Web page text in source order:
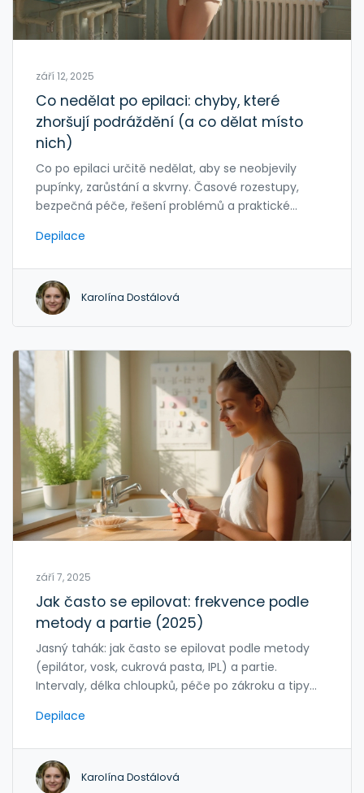
září 12, 2025
Co nedělat po epilaci: chyby, které
zhoršují podráždění (a co dělat místo
nich)
Co po epilaci určitě nedělat, aby se neobjevily
pupínky, zarůstání a skvrny. Časové rozestupy,
bezpečná péče, řešení problémů a praktické
Depilace
Karolína Dostálová
září 7, 2025
Jak často se epilovat: frekvence podle
metody a partie (2025)
Jasný tahák: jak často se epilovat podle metody
(epilátor, vosk, cukrová pasta, IPL) a partie.
Intervaly, délka chloupků, péče po zákroku a tipy
Depilace
Karolína Dostálová